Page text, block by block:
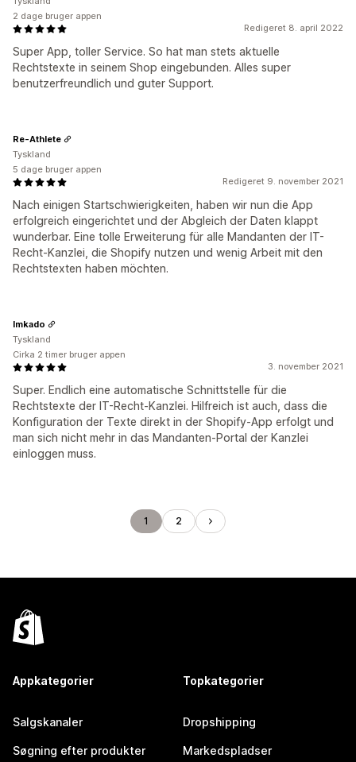
Redigeret 8. april 2022
Super App, toller Service. So hat man stets aktuelle
Rechtstexte in seinem Shop eingebunden. Alles super
benutzerfreundlich und guter Support.
2 dage bruger appen
Redigeret 9. november 2021
Nach einigen Startschwierigkeiten, haben wir nun die App
erfolgreich eingerichtet und der Abgleich der Daten klappt
wunderbar. Eine tolle Erweiterung für alle Mandanten der IT-
Recht-Kanzlei, die Shopify nutzen und wenig Arbeit mit den
Rechtstexten haben möchten.
Re-Athlete
Tyskland
5 dage bruger appen
3. november 2021
Super. Endlich eine automatische Schnittstelle für die
Rechtstexte der IT-Recht-Kanzlei. Hilfreich ist auch, dass die
Konfiguration der Texte direkt in der Shopify-App erfolgt und
man sich nicht mehr in das Mandanten-Portal der Kanzlei
einloggen muss.
Imkado
Tyskland
Cirka 2 timer bruger appen
1 2
Appkategorier
Salgskanaler
Søgning efter produkter
Topkategorier
Dropshipping
Markedspladser